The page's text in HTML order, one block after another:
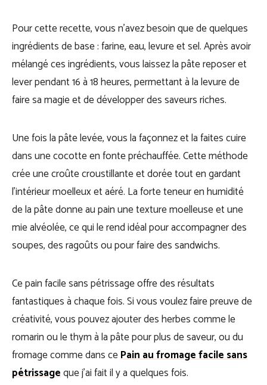
Pour cette recette, vous n’avez besoin que de quelques
ingrédients de base : farine, eau, levure et sel. Après avoir
mélangé ces ingrédients, vous laissez la pâte reposer et
lever pendant 16 à 18 heures, permettant à la levure de
faire sa magie et de développer des saveurs riches.
Une fois la pâte levée, vous la façonnez et la faites cuire
dans une cocotte en fonte préchauffée. Cette méthode
crée une croûte croustillante et dorée tout en gardant
l’intérieur moelleux et aéré. La forte teneur en humidité
de la pâte donne au pain une texture moelleuse et une
mie alvéolée, ce qui le rend idéal pour accompagner des
soupes, des ragoûts ou pour faire des sandwichs.
Ce pain facile sans pétrissage offre des résultats
fantastiques à chaque fois. Si vous voulez faire preuve de
créativité, vous pouvez ajouter des herbes comme le
romarin ou le thym à la pâte pour plus de saveur, ou du
fromage comme dans cePain au fromage facile sans
pétrissageque j’ai fait il y a quelques fois.